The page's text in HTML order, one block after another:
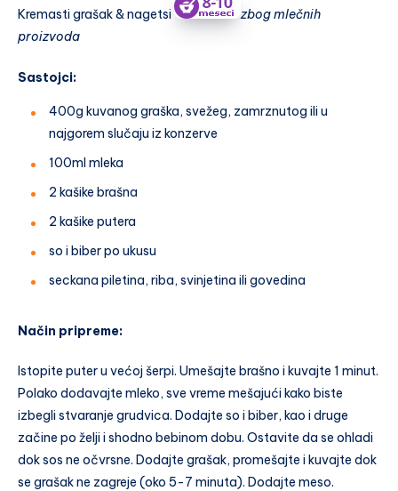
Kremasti grašak & nagetsi
zbog mlečnih
proizvoda
Sastojci:
400g kuvanog graška, svežeg, zamrznutog ili u
najgorem slučaju iz konzerve
100ml mleka
2 kašike brašna
2 kašike putera
so i biber po ukusu
seckana piletina, riba, svinjetina ili govedina
Način pripreme:
Istopite puter u većoj šerpi. Umešajte brašno i kuvajte 1 minut.
Polako dodavajte mleko, sve vreme mešajući kako biste
izbegli stvaranje grudvica. Dodajte so i biber, kao i druge
začine po želji i shodno bebinom dobu. Ostavite da se ohladi
dok sos ne očvrsne. Dodajte grašak, promešajte i kuvajte dok
se grašak ne zagreje (oko 5-7 minuta). Dodajte meso.